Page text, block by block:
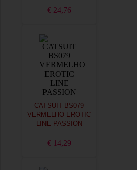
€ 24,76
CATSUIT BS079
VERMELHO EROTIC
LINE PASSION
€ 14,29